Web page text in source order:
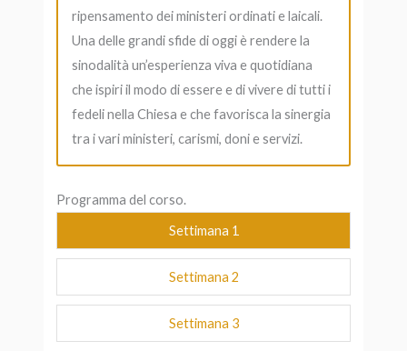
ripensamento dei ministeri ordinati e laicali.
Una delle grandi sfide di oggi è rendere la
sinodalità un’esperienza viva e quotidiana
che ispiri il modo di essere e di vivere di tutti i
fedeli nella Chiesa e che favorisca la sinergia
tra i vari ministeri, carismi, doni e servizi.
Programma del corso.
Settimana 1
Settimana 2
Settimana 3